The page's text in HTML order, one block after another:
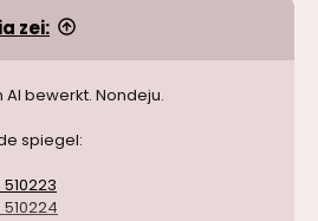
zei:
AI bewerkt. Nondeju.
spiegel: